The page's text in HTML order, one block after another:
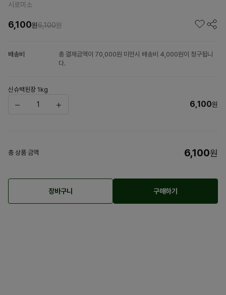
시로미소
6,100원6,100원
배송비
총 결제금액이 70,000원 미만시 배송비 4,000원이 청구됩니
다.
신슈백된장 1kg
6,100원
총 상품 금액 6,100원
장바구니 구매하기